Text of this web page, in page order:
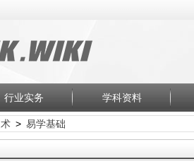
行业实务 学科资料
> 易学基础